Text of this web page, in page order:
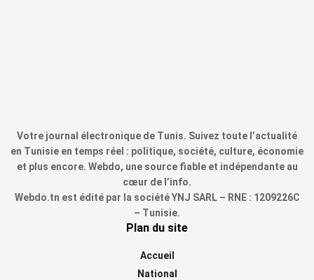
Votre journal électronique de Tunis. Suivez toute l’actualité
en Tunisie en temps réel : politique, société, culture, économie
et plus encore. Webdo, une source fiable et indépendante au
cœur de l’info.
Webdo.tn est édité par la société YNJ SARL – RNE : 1209226C
– Tunisie.
Plan du site
Accueil
National